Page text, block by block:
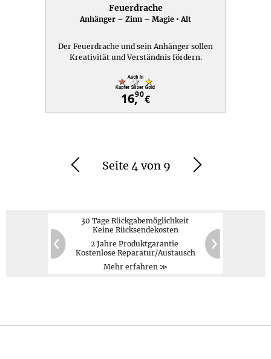
Feuerdrache
Anhänger – Zinn – Magie • Alt
Der Feuerdrache und sein Anhänger sollen
Kreativität und Verständnis fördern.
16,90€
Zurück Seite 4 von 9 Weiter
Zurück
60 20
30 Tage Rückgabemöglichkeit
Keine Rücksendekosten
2 Jahre Produktgarantie
Kostenlose Reparatur/Austausch
Mehr erfahren ≫
PayPal,Kreditkarte,
Vorauskasse